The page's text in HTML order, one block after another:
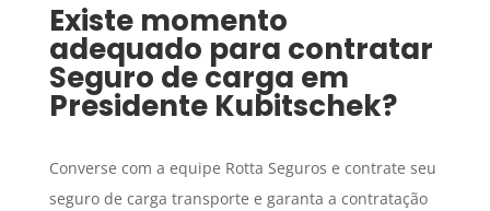
Existe momento
adequado para contratar
Seguro de carga em
Presidente Kubitschek?
Converse com a equipe Rotta Seguros e contrate seu
seguro de carga transporte e garanta a contratação